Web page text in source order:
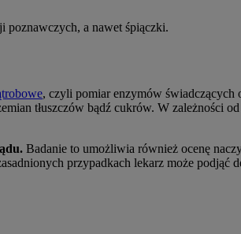
poznawczych, a nawet śpiączki.
, czyli pomiar enzymów świadczących
tłuszczów bądź cukrów. W zależności
Badanie to umożliwia również ocenę
przypadkach lekarz może podjąć